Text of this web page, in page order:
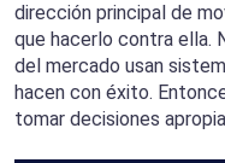
dirección principal de
que hacerlo contra ella.
del mercado usan
hacen con éxito.
tomar decisiones